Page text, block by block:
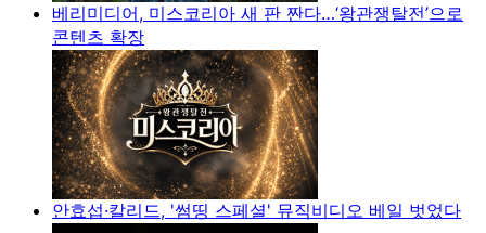
베리미디어, 미스코리아 새 판 짠다…‘왕관쟁탈전’으로
콘텐츠 확장
안효섭·칼리드, '썸띵 스페셜' 뮤직비디오 베일 벗었다